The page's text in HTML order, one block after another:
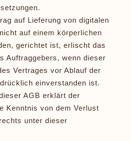
auf Lieferung von digitalen
auf einem körperlichen
gerichtet ist, erlischt das
Auftraggebers, wenn dieser
Vertrages vor Ablauf der
einverstanden ist.
AGB erklärt der
Kenntnis von dem Verlust
unter dieser